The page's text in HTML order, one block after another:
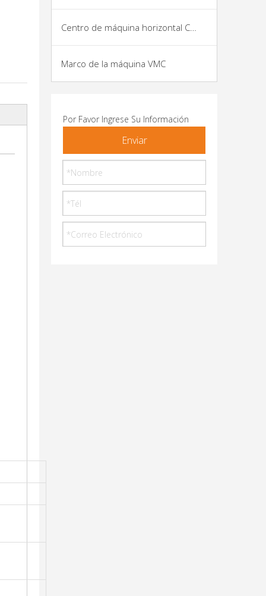
Centro de máquina horizontal CNC
Marco de la máquina VMC
Por Favor Ingrese Su Información
Enviar